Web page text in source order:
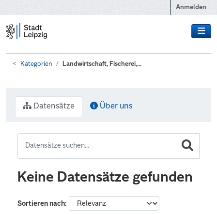
Anmelden
Kategorien Landwirtschaft, Fischerei,...
Datensätze Über uns
Keine Datensätze gefunden
Sortieren nach